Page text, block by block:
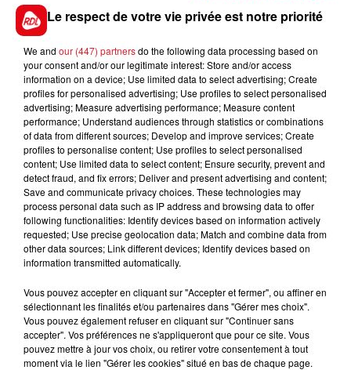
L’homme âgé de 36 ans était alcoolisé. Il s’agit d’un
sans domicile fixe. Il a été placé en garde à vue.
FIL D'ACTUS
15 juillet 2026
BÉTHUNE: ENQUÊTE POUR HOMICIDE
VOLONTAIRE EN COURS, APRÈS LA...
Selon les premiers éléments, le logement servait
à des prostituées
Le respect de votre vie privée est notre priorité
We and our (447) partnersdo the following data processing based on
your consent and/or our legitimate interest: Store and/or access
information on a device; Use limited data to select advertising; Create
profiles for personalised advertising; Use profiles to select personalised
advertising; Measure advertising performance; Measure content
performance; Understand audiences through statistics or combinations
of data from different sources; Develop and improve services; Create
profiles to personalise content; Use profiles to select personalised
content; Use limited data to select content; Ensure security, prevent and
detect fraud, and fix errors; Deliver and present advertising and content;
Save and communicate privacy choices. These technologies may
process personal data such as IP address and browsing data to offer
following functionalities: Identify devices based on information actively
requested; Use precise geolocation data; Match and combine data from
other data sources; Link different devices; Identify devices based on
information transmitted automatically.
Vous pouvez accepter en cliquant sur "Accepter et fermer", ou affiner en
sélectionnant les finalités et/ou partenaires dans "Gérer mes choix".
Vous pouvez également refuser en cliquant sur "Continuer sans
accepter". Vos préférences ne s'appliqueront que pour ce site. Vous
pouvez mettre à jour vos choix, ou retirer votre consentement à tout
moment via le lien "Gérer les cookies" situé en bas de chaque page.